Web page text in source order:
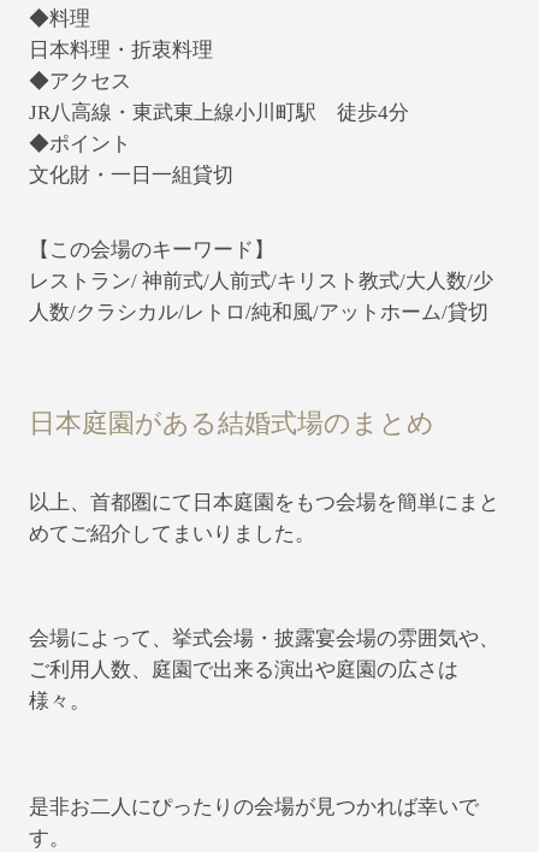
◆料理
日本料理・折衷料理
◆アクセス
JR八高線・東武東上線小川町駅 徒歩4分
◆ポイント
文化財・一日一組貸切
【この会場のキーワード】
レストラン/ 神前式/人前式/キリスト教式/大人数/少
人数/クラシカル/レトロ/純和風/アットホーム/貸切
日本庭園がある結婚式場のまとめ
以上、首都圏にて日本庭園をもつ会場を簡単にまと
めてご紹介してまいりました。
会場によって、挙式会場・披露宴会場の雰囲気や、
ご利用人数、庭園で出来る演出や庭園の広さは
様々。
是非お二人にぴったりの会場が見つかれば幸いで
す。